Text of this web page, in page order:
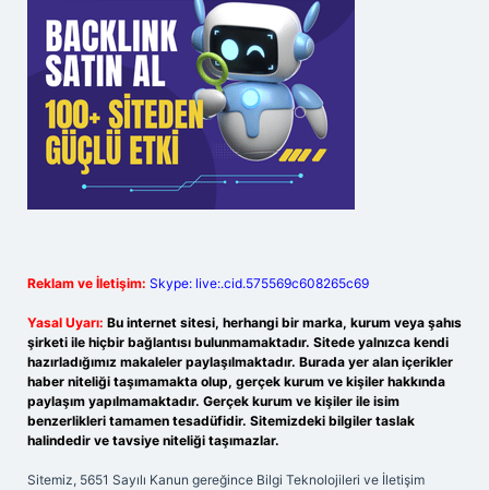
Reklam ve İletişim: Skype: live:.cid.575569c608265c69
Yasal Uyarı: Bu internet sitesi, herhangi bir marka, kurum veya şahıs
şirketi ile hiçbir bağlantısı bulunmamaktadır. Sitede yalnızca kendi
hazırladığımız makaleler paylaşılmaktadır. Burada yer alan içerikler
haber niteliği taşımamakta olup, gerçek kurum ve kişiler hakkında
paylaşım yapılmamaktadır. Gerçek kurum ve kişiler ile isim
benzerlikleri tamamen tesadüfidir. Sitemizdeki bilgiler taslak
halindedir ve tavsiye niteliği taşımazlar.
Sitemiz, 5651 Sayılı Kanun gereğince Bilgi Teknolojileri ve İletişim